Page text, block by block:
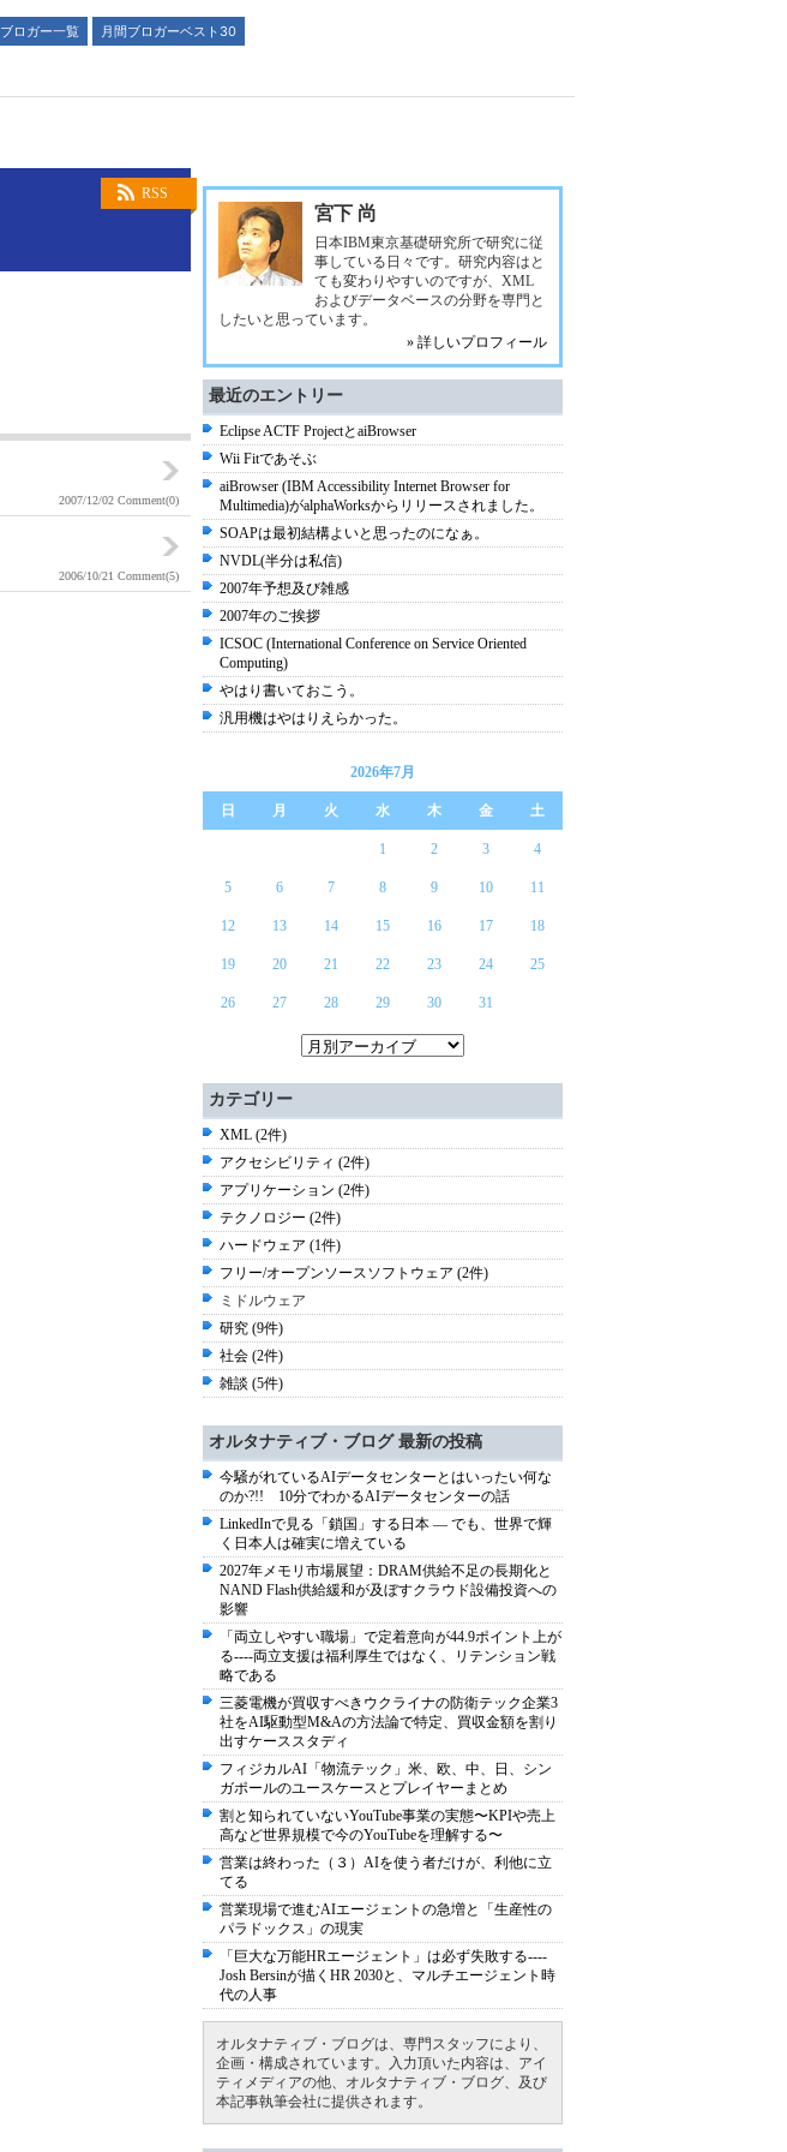
ブロガー一覧
月間ブロガーベスト30
RSS
2007/12/02 Comment(0)
2006/10/21 Comment(5)
宮下 尚
日本IBM東京基礎研究所で研究に従
事している日々です。研究内容はと
ても変わりやすいのですが、XML
およびデータベースの分野を専門と
したいと思っています。
» 詳しいプロフィール
最近のエントリー
Eclipse ACTF ProjectとaiBrowser
Wii Fitであそぶ
aiBrowser (IBM Accessibility Internet Browser for
Multimedia)がalphaWorksからリリースされました。
SOAPは最初結構よいと思ったのになぁ。
NVDL(半分は私信)
2007年予想及び雑感
2007年のご挨拶
ICSOC (International Conference on Service Oriented
Computing)
やはり書いておこう。
汎用機はやはりえらかった。
2026年7月
日 月 火 水 木 金 土
1 2 3 4
5 6 7 8 9 10 11
12 13 14 15 16 17 18
19 20 21 22 23 24 25
26 27 28 29 30 31
カテゴリー
XML (2件)
アクセシビリティ (2件)
アプリケーション (2件)
テクノロジー (2件)
ハードウェア (1件)
フリー/オープンソースソフトウェア (2件)
ミドルウェア
研究 (9件)
社会 (2件)
雑談 (5件)
オルタナティブ・ブログ 最新の投稿
今騒がれているAIデータセンターとはいったい何な
のか?!! 10分でわかるAIデータセンターの話
LinkedInで見る「鎖国」する日本 ― でも、世界で輝
く日本人は確実に増えている
2027年メモリ市場展望：DRAM供給不足の長期化と
NAND Flash供給緩和が及ぼすクラウド設備投資への
影響
「両立しやすい職場」で定着意向が44.9ポイント上が
る----両立支援は福利厚生ではなく、リテンション戦
略である
三菱電機が買収すべきウクライナの防衛テック企業3
社をAI駆動型M&Aの方法論で特定、買収金額を割り
出すケーススタディ
フィジカルAI「物流テック」米、欧、中、日、シン
ガポールのユースケースとプレイヤーまとめ
割と知られていないYouTube事業の実態〜KPIや売上
高など世界規模で今のYouTubeを理解する〜
営業は終わった（３）AIを使う者だけが、利他に立
てる
営業現場で進むAIエージェントの急増と「生産性の
パラドックス」の現実
「巨大な万能HRエージェント」は必ず失敗する----
Josh Bersinが描くHR 2030と、マルチエージェント時
代の人事
オルタナティブ・ブログは、専門スタッフにより、
企画・構成されています。入力頂いた内容は、アイ
ティメディアの他、オルタナティブ・ブログ、及び
本記事執筆会社に提供されます。